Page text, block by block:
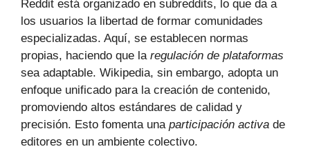
Reddit está organizado en subreddits, lo que da a
los usuarios la libertad de formar comunidades
especializadas. Aquí, se establecen normas
propias, haciendo que la regulación de plataformas
sea adaptable. Wikipedia, sin embargo, adopta un
enfoque unificado para la creación de contenido,
promoviendo altos estándares de calidad y
precisión. Esto fomenta una participación activa de
editores en un ambiente colectivo.